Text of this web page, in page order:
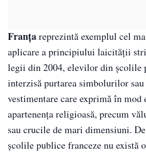
Franțareprezintă exemplul cel
aplicare a principiului laicității
legii din 2004, elevilor din școlile
interzisă purtarea simbolurilor
vestimentare care exprimă în mod
apartenența religioasă, precum
sau crucile de mari dimensiuni.
școlile publice franceze nu există